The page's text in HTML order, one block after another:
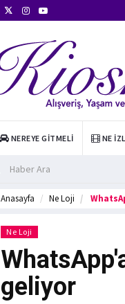
NEREYE GITMELI NE
Anasayfa Ne Loji
Ne Loji
geliyor